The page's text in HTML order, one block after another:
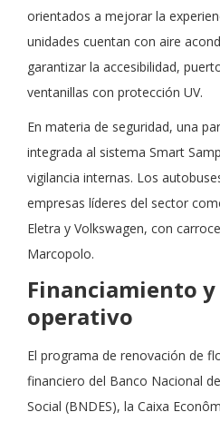
orientados a mejorar la
unidades cuentan con aire
garantizar la accesibilidad,
ventanillas con protección UV.
En materia de seguridad, una
integrada al sistema Smart
vigilancia internas. Los
empresas líderes del sector
Eletra y Volkswagen, con
Marcopolo.
Financiamiento
operativo
El programa de renovación de
financiero del Banco Nacional
Social (BNDES), la Caixa